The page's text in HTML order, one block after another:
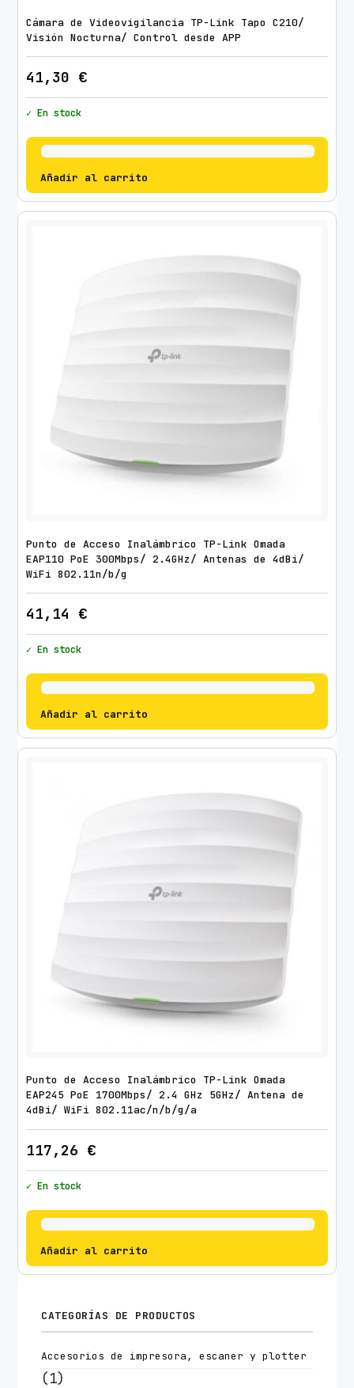
Cámara de Videovigilancia TP-Link Tapo C210/
Visión Nocturna/ Control desde APP
41,30 €
✓ En stock
Añadir al carrito
Punto de Acceso Inalámbrico TP-Link Omada
EAP110 PoE 300Mbps/ 2.4GHz/ Antenas de 4dBi/
WiFi 802.11n/b/g
41,14 €
✓ En stock
Añadir al carrito
Punto de Acceso Inalámbrico TP-Link Omada
EAP245 PoE 1700Mbps/ 2.4 GHz 5GHz/ Antena de
4dBi/ WiFi 802.11ac/n/b/g/a
117,26 €
✓ En stock
Añadir al carrito
CATEGORÍAS DE PRODUCTOS
Accesorios de impresora, escaner y plotter
(1)